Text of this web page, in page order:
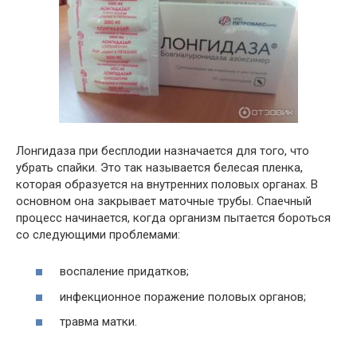
Лонгидаза при бесплодии назначается для того, что
убрать спайки. Это так называется белесая пленка,
которая образуется на внутренних половых органах. В
основном она закрывает маточные трубы. Спаечный
процесс начинается, когда организм пытается бороться
со следующими проблемами:
воспаление придатков;
инфекционное поражение половых органов;
травма матки.